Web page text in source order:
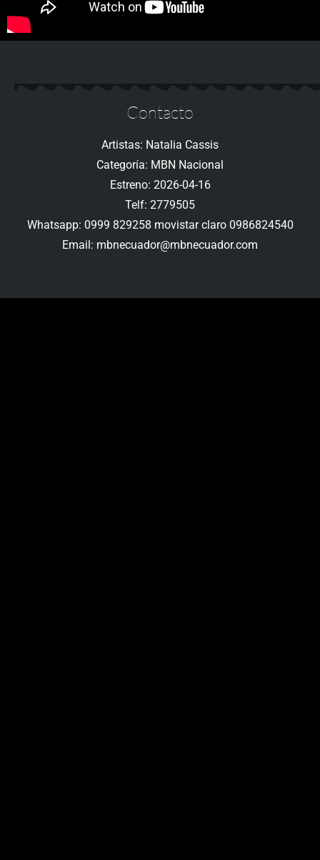
Contacto
Artistas: Natalia Cassis
Categoría: MBN Nacional
Estreno: 2026-04-16
Telf: 2779505
Whatsapp: 0999 829258 movistar claro 0986824540
Email: mbnecuador@mbnecuador.com